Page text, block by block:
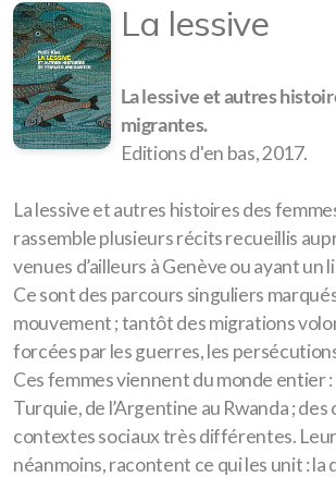
La lessive
La lessive et autres
migrantes.
Editions d'en bas, 2017.
La lessive et autres histoires des
rassemble plusieurs récits recueillis
venues d’ailleurs à Genève ou ayant un
Ce sont des parcours singuliers
mouvement ; tantôt des migrations
forcées par les guerres, les
Ces femmes viennent du monde entier :
Turquie, de l’Argentine au Rwanda ;
contextes sociaux très différentes.
néanmoins, racontent ce qui les unit : la